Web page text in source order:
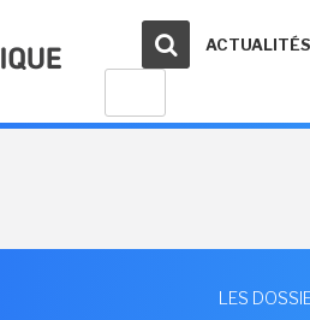
ACTUALITÉS
LES